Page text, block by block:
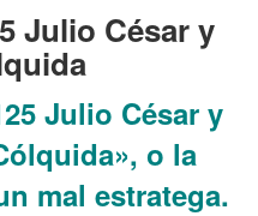
Julio César y
Julio César y
o la
mal estratega.